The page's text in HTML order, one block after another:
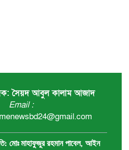
সৈয়দ আবুল কালাম আজাদ
Email :
মোঃ মাহাফুজুর রহমান পাবেল, আইন